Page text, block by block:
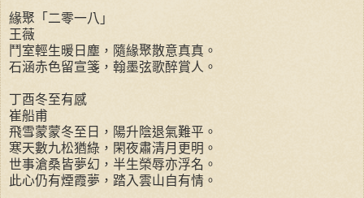
緣聚「二零一八」
王薇
鬥室輕生暖日塵，隨緣聚散意真真。
石涵赤色留宣箋，翰墨弦歌醉賞人。
丁酉冬至有感
崔船甫
飛雪蒙蒙冬至日，陽升陰退氣難平。
寒天數九松猶綠，閑夜肅清月更明。
世事滄桑皆夢幻，半生榮辱亦浮名。
此心仍有煙霞夢，踏入雲山自有情。